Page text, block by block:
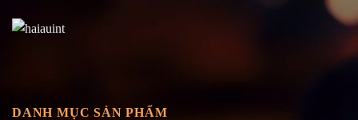
DANH MỤC SẢN PHẨM